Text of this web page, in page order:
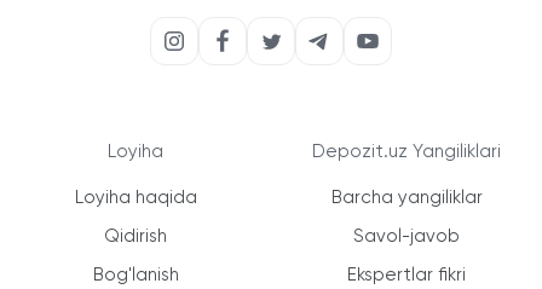
Loyiha
Loyiha haqida
Qidirish
Bog'lanish
Depozit.uz Yangiliklari
Barcha yangiliklar
Savol-javob
Ekspertlar fikri